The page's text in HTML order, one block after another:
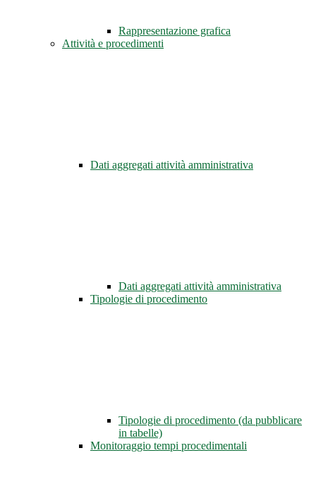
Rappresentazione grafica
Attività e procedimenti
Dati aggregati attività amministrativa
Dati aggregati attività amministrativa
Tipologie di procedimento
Tipologie di procedimento (da pubblicare
in tabelle)
Monitoraggio tempi procedimentali